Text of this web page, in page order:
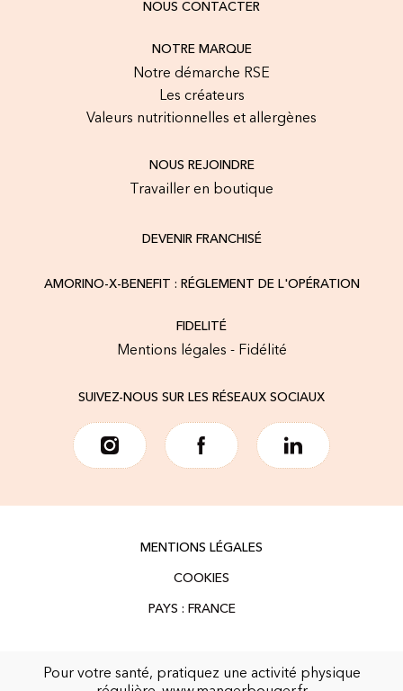
NOUS CONTACTER
NOTRE MARQUE
Notre démarche RSE
Les créateurs
Valeurs nutritionnelles et allergènes
NOUS REJOINDRE
Travailler en boutique
DEVENIR FRANCHISÉ
AMORINO-X-BENEFIT : RÉGLEMENT DE L'OPÉRATION
FIDELITÉ
Mentions légales - Fidélité
SUIVEZ-NOUS SUR LES RÉSEAUX SOCIAUX
MENTIONS LÉGALES
COOKIES
Pour votre santé, pratiquez une activité physique